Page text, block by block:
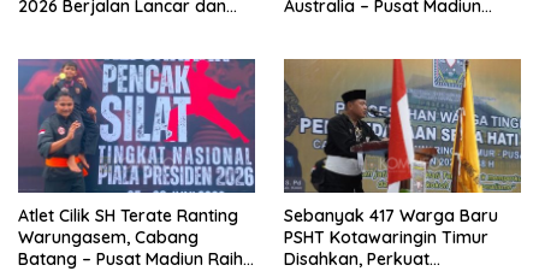
2026 Berjalan Lancar dan
Australia – Pusat Madiun
Atlet Cilik SH Terate Ranting
Warungasem, Cabang
Batang – Pusat Madiun Raih
Sebanyak 417 Warga Baru
PSHT Kotawaringin Timur
Disahkan, Perkuat